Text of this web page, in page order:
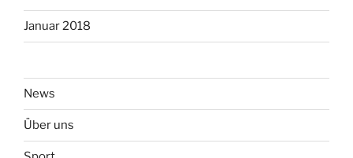
Januar 2018
News
Über uns